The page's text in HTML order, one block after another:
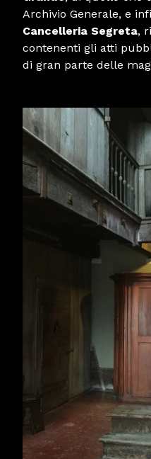
Archivio Generale, e
Cancelleria Segreta,
contenenti gli atti
di gran parte delle